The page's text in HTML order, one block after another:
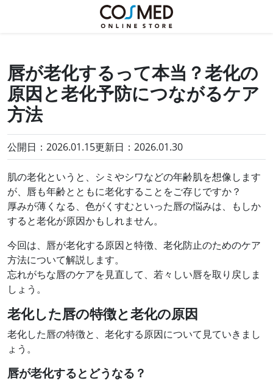
唇が老化するって本当？老化の
原因と老化予防につながるケア
方法
公開日：2026.01.15更新日： 2026.01.30
肌の老化というと、シミやシワなどの年齢肌を想像します
が、唇も年齢とともに老化することをご存じですか？
厚みが薄くなる、色がくすむといった唇の悩みは、もしか
すると老化が原因かもしれません。
今回は、唇が老化する原因と特徴、老化防止のためのケア
方法について解説します。
忘れがちな唇のケアを見直して、若々しい唇を取り戻しま
しょう。
老化した唇の特徴と老化の原因
老化した唇の特徴と、老化する原因について見ていきまし
ょう。
唇が老化するとどうなる？